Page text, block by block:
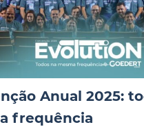
Anual 2025:
frequência